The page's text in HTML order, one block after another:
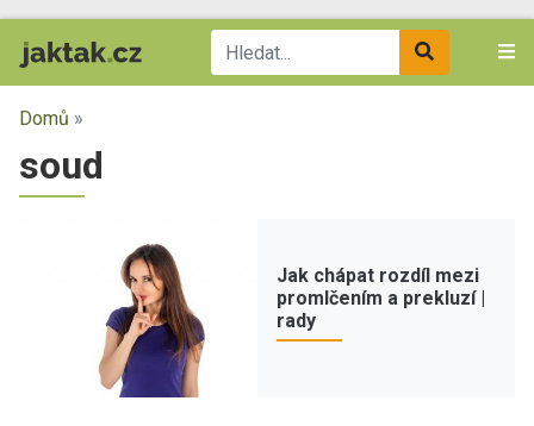
Domů »
soud
Jak chápat rozdíl mezi
promlčením a prekluzí |
rady